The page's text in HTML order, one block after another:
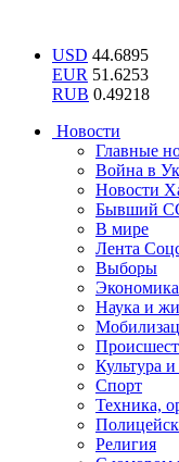
USD 44.6895
EUR 51.6253
RUB 0.49218
Новости
Главные
Война в
Новости
Бывший
В мире
Лента
Выборы
Наука и
Культура
Спорт
Техника,
Религия